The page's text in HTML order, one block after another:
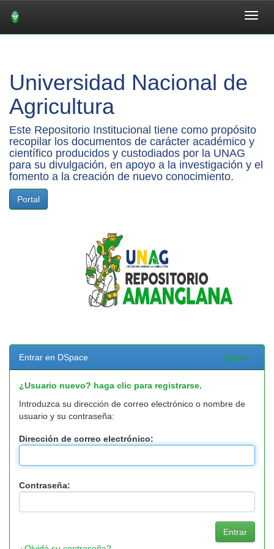
Universidad Nacional de
Agricultura
Este Repositorio Institucional tiene como propósito
recopilar los documentos de carácter académico y
científico producidos y custodiados por la UNAG
para su divulgación, en apoyo a la investigación y el
fomento a la creación de nuevo conocimiento.
Portal
Entrar en DSpace Ayuda...
¿Usuario nuevo? haga clic para registrarse.
Introduzca su dirección de correo electrónico o nombre de
usuario y su contraseña:
Dirección de correo electrónico:
Contraseña: